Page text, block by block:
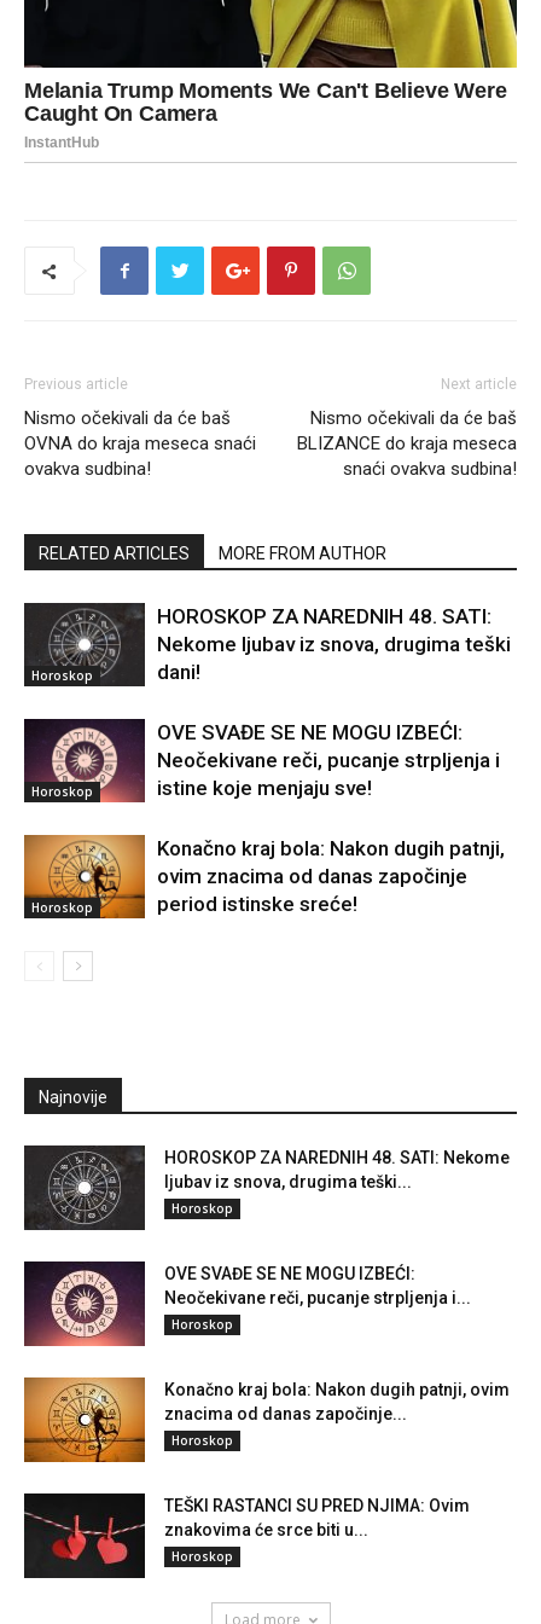
Previous article
Nismo očekivali da će baš
OVNA do kraja meseca snaći
ovakva sudbina!
Next article
Nismo očekivali da će baš
BLIZANCE do kraja meseca
snaći ovakva sudbina!
RELATED ARTICLES MORE FROM AUTHOR
Horoskop
HOROSKOP ZA NAREDNIH 48. SATI:
Nekome ljubav iz snova, drugima teški
dani!
Horoskop
OVE SVAĐE SE NE MOGU IZBEĆI:
Neočekivane reči, pucanje strpljenja i
istine koje menjaju sve!
Horoskop
Konačno kraj bola: Nakon dugih patnji,
ovim znacima od danas započinje
period istinske sreće!
Najnovije
HOROSKOP ZA NAREDNIH 48. SATI: Nekome
ljubav iz snova, drugima teški...
Horoskop
OVE SVAĐE SE NE MOGU IZBEĆI:
Neočekivane reči, pucanje strpljenja i...
Horoskop
Konačno kraj bola: Nakon dugih patnji, ovim
znacima od danas započinje...
Horoskop
TEŠKI RASTANCI SU PRED NJIMA: Ovim
znakovima će srce biti u...
Horoskop